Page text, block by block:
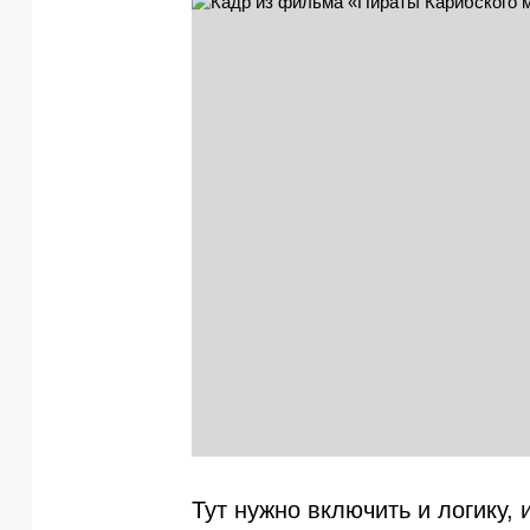
Тут нужно включить и логику,